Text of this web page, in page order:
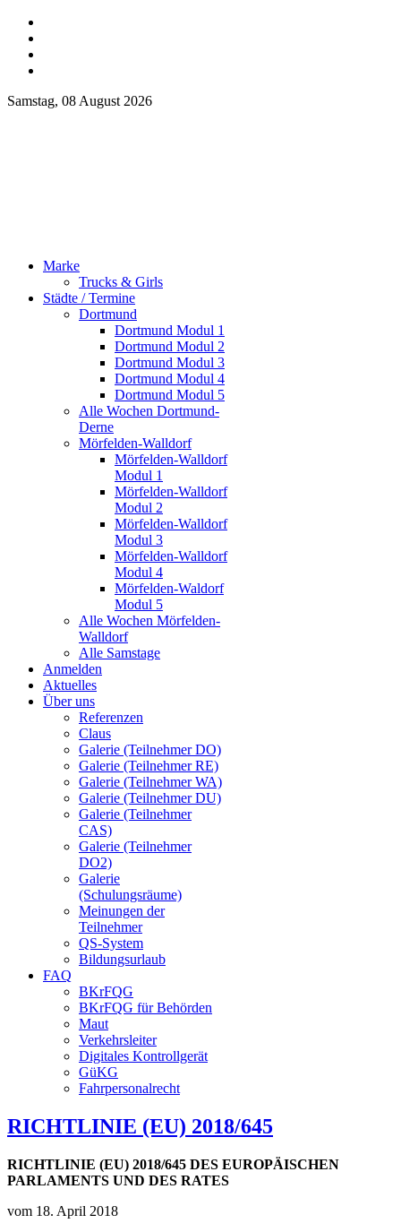
Samstag, 08 August 2026
Marke
Trucks & Girls
Städte / Termine
Dortmund
Dortmund Modul 1
Dortmund Modul 2
Dortmund Modul 3
Dortmund Modul 4
Dortmund Modul 5
Alle Wochen Dortmund-
Derne
Mörfelden-Walldorf
Mörfelden-Walldorf
Modul 1
Mörfelden-Walldorf
Modul 2
Mörfelden-Walldorf
Modul 3
Mörfelden-Walldorf
Modul 4
Mörfelden-Waldorf
Modul 5
Alle Wochen Mörfelden-
Walldorf
Alle Samstage
Anmelden
Aktuelles
Über uns
Referenzen
Claus
Galerie (Teilnehmer DO)
Galerie (Teilnehmer RE)
Galerie (Teilnehmer WA)
Galerie (Teilnehmer DU)
Galerie (Teilnehmer
CAS)
Galerie (Teilnehmer
DO2)
Galerie
(Schulungsräume)
Meinungen der
Teilnehmer
QS-System
Bildungsurlaub
FAQ
BKrFQG
BKrFQG für Behörden
Maut
Verkehrsleiter
Digitales Kontrollgerät
GüKG
Fahrpersonalrecht
RICHTLINIE (EU) 2018/645
RICHTLINIE (EU) 2018/645 DES EUROPÄISCHEN
PARLAMENTS UND DES RATES
vom 18. April 2018